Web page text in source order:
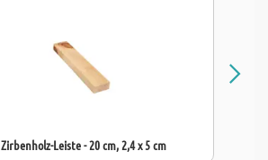
Zirbenholz-Leiste - 20 cm, 2,4 x 5 cm